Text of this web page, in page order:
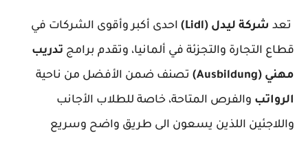
تعد شركة ليدل (Lidl)
احدى أكبر وأقوى الشركات في
قطاع التجارة والتجزئة في ألمانيا، وتقدم برامج تدريب
مهني (Ausbildung)
تصنف ضمن الأفضل من ناحية
الرواتب والفرص المتاحة، خاصة للطلاب الأجانب
واللاجئين اللذين يسعون الى طريق واضح وسريع